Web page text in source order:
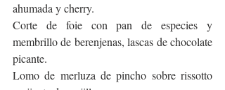
ahumada y cherry.
Corte de foie con pan de especies y
membrillo de berenjenas, lascas de chocolate
picante.
Lomo de merluza de pincho sobre rissotto